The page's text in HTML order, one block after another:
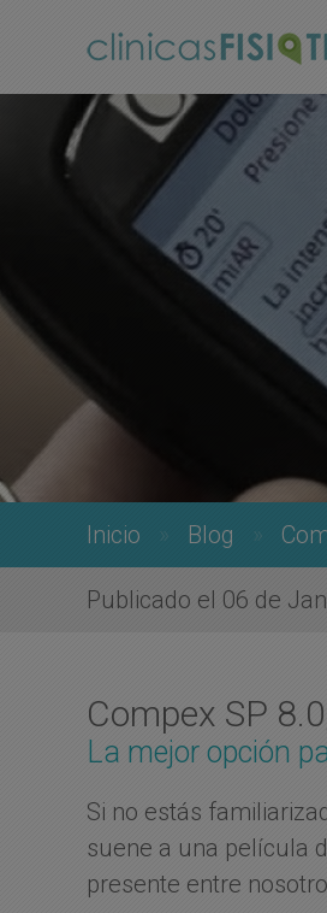
Inicio Blog
Publicado el 06 de
Compex SP
La mejor opción
Si no estás
suene a una película
presente entre